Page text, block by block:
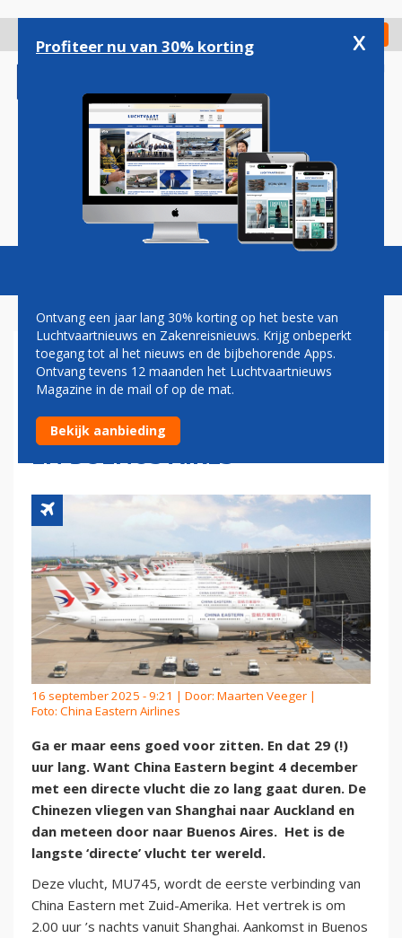
gaan
Check in
Magazine Podcasts Vacatures
CHINA EASTERN
INTRODUCEERT VLUCHT VAN
29 UUR TUSSEN SHANGHAI
EN BUENOS AIRES
16 september 2025 - 9:21 | Door: Maarten Veeger |
Foto: China Eastern Airlines
Ga er maar eens goed voor zitten. En dat 29 (!)
uur lang. Want China Eastern begint 4 december
met een directe vlucht die zo lang gaat duren. De
Chinezen vliegen van Shanghai naar Auckland en
dan meteen door naar Buenos Aires. Het is de
langste ‘directe’ vlucht ter wereld.
Deze vlucht, MU745, wordt de eerste verbinding van
China Eastern met Zuid-Amerika. Het vertrek is om
2.00 uur ’s nachts vanuit Shanghai. Aankomst in Buenos
Profiteer nu van 30% korting x
Ontvang een jaar lang 30% korting op het beste van
Luchtvaartnieuws en Zakenreisnieuws. Krijg onbeperkt
toegang tot al het nieuws en de bijbehorende Apps.
Ontvang tevens 12 maanden het Luchtvaartnieuws
Magazine in de mail of op de mat.
Bekijk aanbieding